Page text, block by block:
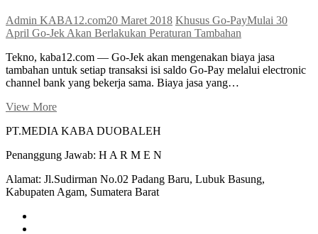
Admin KABA12.com20 Maret 2018 Khusus Go-PayMulai 30
April Go-Jek Akan Berlakukan Peraturan Tambahan
Tekno, kaba12.com — Go-Jek akan mengenakan biaya jasa
tambahan untuk setiap transaksi isi saldo Go-Pay melalui electronic
channel bank yang bekerja sama. Biaya jasa yang…
View MoreKhusus
Pay,
30
Go-
Jek
PT.MEDIA KABA DUOBALEH
Penanggung Jawab: H A R M E N
Alamat: Jl.Sudirman No.02 Padang Baru, Lubuk Basung,
Kabupaten Agam, Sumatera Barat